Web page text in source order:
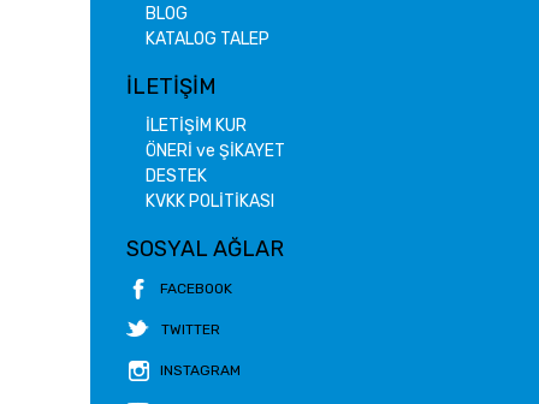
BLOG
KATALOG TALEP
İLETİŞİM
İLETİŞİM KUR
ÖNERİ ve ŞİKAYET
DESTEK
KVKK POLİTİKASI
SOSYAL AĞLAR
FACEBOOK
TWITTER
INSTAGRAM